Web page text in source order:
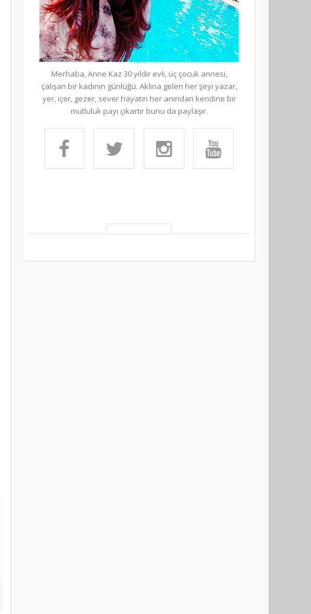
Merhaba, Anne Kaz 30 yıldır evli, üç çocuk annesi,
çalışan bir kadının günlüğü. Aklına gelen her şeyi yazar,
yer, içer, gezer, sever hayatın her anından kendine bir
mutluluk payı çıkartır bunu da paylaşır.